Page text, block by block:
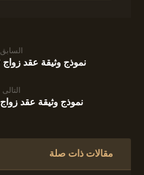
السابق
نموذج وثيقة عقد زواج PDF في التشيك
التالى
نموذج وثيقة عقد زواج PDF في تنزانيا
مقالات ذات صلة